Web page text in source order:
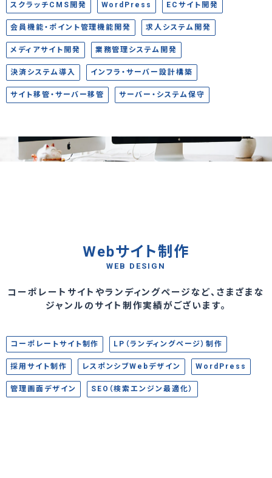
スクラッチCMS開発 WordPress ECサイト開発
会員機能・ポイント管理機能開発 求人システム開発
メディアサイト開発 業務管理システム開発
決済システム導入 インフラ・サーバー設計構築
サイト移管・サーバー移管 サーバー・システム保守
Webサイト制作
WEB DESIGN
コーポレートサイトやランディングページなど、さまざまな
ジャンルのサイト制作実績がございます。
コーポレートサイト制作 LP（ランディングページ）制作
採用サイト制作 レスポンシブWebデザイン WordPress
管理画面デザイン SEO（検索エンジン最適化）